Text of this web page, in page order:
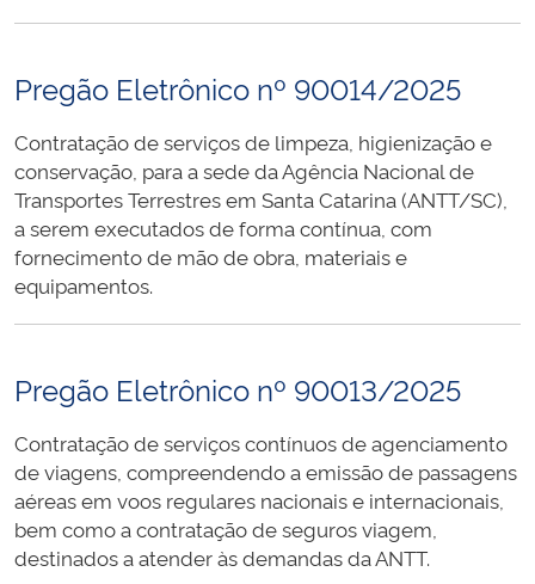
Pregão Eletrônico nº 90014/2025
Contratação de serviços de limpeza, higienização e
conservação, para a sede da Agência Nacional de
Transportes Terrestres em Santa Catarina (ANTT/SC),
a serem executados de forma contínua, com
fornecimento de mão de obra, materiais e
equipamentos.
Pregão Eletrônico nº 90013/2025
Contratação de serviços contínuos de agenciamento
de viagens, compreendendo a emissão de passagens
aéreas em voos regulares nacionais e internacionais,
bem como a contratação de seguros viagem,
destinados a atender às demandas da ANTT.